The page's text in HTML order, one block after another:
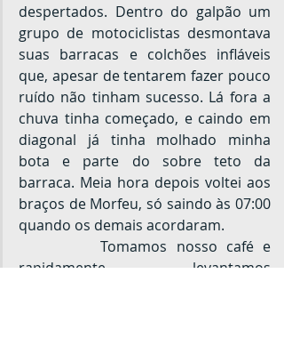
despertados. Dentro do galpão um
grupo de motociclistas desmontava
suas barracas e colchões infláveis
que, apesar de tentarem fazer pouco
ruído não tinham sucesso. Lá fora a
chuva tinha começado, e caindo em
diagonal já tinha molhado minha
bota e parte do sobre teto da
barraca. Meia hora depois voltei aos
braços de Morfeu, só saindo às 07:00
quando os demais acordaram.
		Tomamos nosso café e
rapidamente levantamos